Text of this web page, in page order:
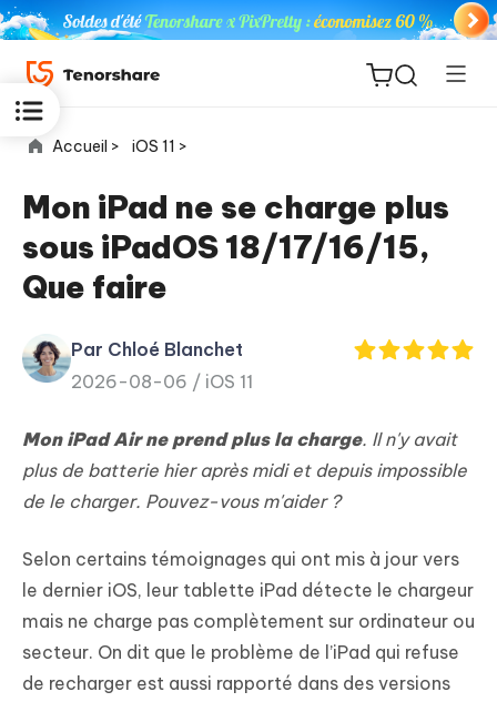
ReiBoot
for iOS
PDNob
PDF
New
iAnyGo
Accueil > iOS 11 >
Mon iPad ne se charge plus
sous iPadOS 18/17/16/15,
Que faire
Par Chloé Blanchet
2026-08-06 / iOS 11
Mon iPad Air ne prend plus la charge. Il n'y avait
plus de batterie hier après midi et depuis impossible
de le charger. Pouvez-vous m'aider ?
Selon certains témoignages qui ont mis à jour vers
le dernier iOS, leur tablette iPad détecte le chargeur
mais ne charge pas complètement sur ordinateur ou
secteur. On dit que le problème de l’iPad qui refuse
de recharger est aussi rapporté dans des versions